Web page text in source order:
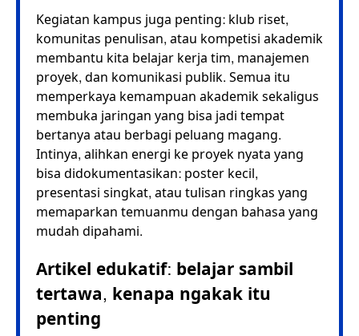
Kegiatan kampus juga penting: klub riset,
komunitas penulisan, atau kompetisi akademik
membantu kita belajar kerja tim, manajemen
proyek, dan komunikasi publik. Semua itu
memperkaya kemampuan akademik sekaligus
membuka jaringan yang bisa jadi tempat
bertanya atau berbagi peluang magang.
Intinya, alihkan energi ke proyek nyata yang
bisa didokumentasikan: poster kecil,
presentasi singkat, atau tulisan ringkas yang
memaparkan temuanmu dengan bahasa yang
mudah dipahami.
Artikel edukatif: belajar sambil
tertawa, kenapa ngakak itu
penting